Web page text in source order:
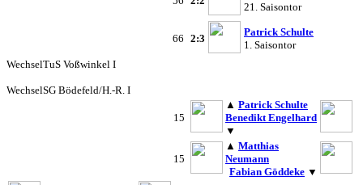
21. Saisontor
66 2:3
Patrick Schulte
1. Saisontor
WechselTuS Voßwinkel I
WechselSG Bödefeld/H.-R. I
15
▲ Patrick Schulte
Benedikt Engelhard
▼
15
▲ Matthias
Neumann
Fabian Göddeke ▼